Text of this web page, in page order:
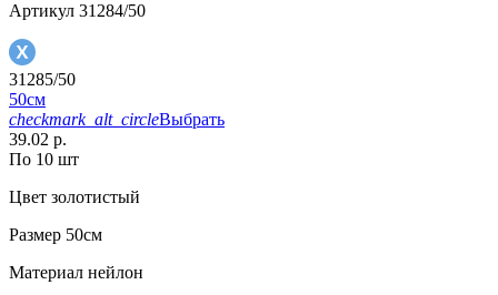
Артикул 31284/50
31285/50
50см
checkmark_alt_circleВыбрать
39.02 р.
По 10 шт
Цвет золотистый
Размер 50см
Материал нейлон